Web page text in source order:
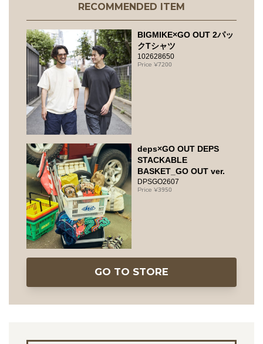
RECOMMENDED ITEM
BIGMIKE×GO OUT 2パッ
クTシャツ
102628650
7200
deps×GO OUT DEPS
STACKABLE
BASKET_GO OUT ver.
DPSGO2607
3950
GO TO STORE